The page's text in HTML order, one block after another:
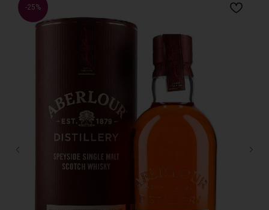
-25%